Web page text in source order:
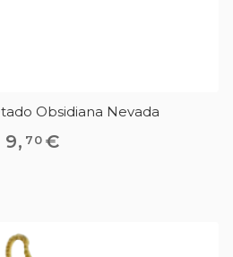
Obsidiana Nevada
9, 70 €